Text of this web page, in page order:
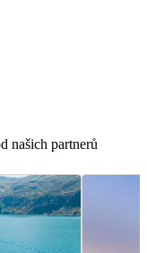
našich partnerů